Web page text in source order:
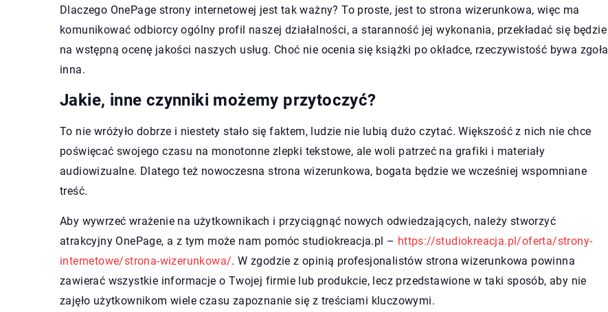
Dlaczego OnePage strony internetowej jest tak ważny? To proste, jest to strona wizerunkowa, więc ma
komunikować odbiorcy ogólny profil naszej działalności, a staranność jej wykonania, przekładać się będzie
na wstępną ocenę jakości naszych usług. Choć nie ocenia się książki po okładce, rzeczywistość bywa zgoła
inna.
Jakie, inne czynniki możemy przytoczyć?
To nie wróżyło dobrze i niestety stało się faktem, ludzie nie lubią dużo czytać. Większość z nich nie chce
poświęcać swojego czasu na monotonne zlepki tekstowe, ale woli patrzeć na grafiki i materiały
audiowizualne. Dlatego też nowoczesnastrona wizerunkowa, bogata będzie we wcześniej wspomniane
treść.
Aby wywrzeć wrażenie na użytkownikach i przyciągnąć nowych odwiedzających, należy stworzyć
atrakcyjny OnePage, a z tym może nam pomóc studiokreacja.pl – https://studiokreacja.pl/oferta/strony-
internetowe/strona-wizerunkowa/. W zgodzie z opinią profesjonalistów strona wizerunkowa powinna
zawierać wszystkie informacje o Twojej firmie lub produkcie, lecz przedstawione w taki sposób, aby nie
zajęło użytkownikom wiele czasu zapoznanie się z treściami kluczowymi.